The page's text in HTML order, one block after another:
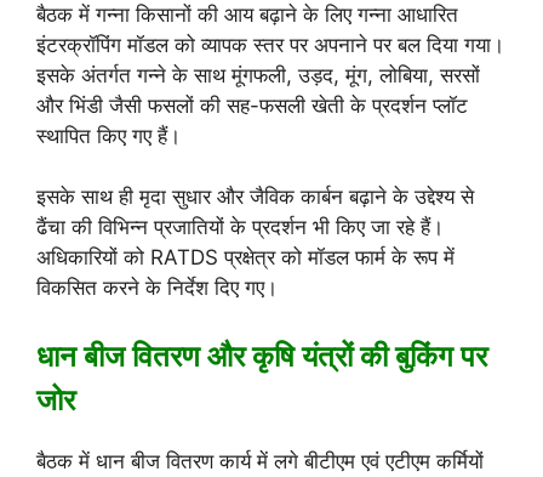
बैठक में गन्ना किसानों की आय बढ़ाने के लिए गन्ना आधारित
इंटरक्रॉपिंग मॉडल को व्यापक स्तर पर अपनाने पर बल दिया गया।
इसके अंतर्गत गन्ने के साथ मूंगफली, उड़द, मूंग, लोबिया, सरसों
और भिंडी जैसी फसलों की सह-फसली खेती के प्रदर्शन प्लॉट
स्थापित किए गए हैं।
इसके साथ ही मृदा सुधार और जैविक कार्बन बढ़ाने के उद्देश्य से
ढैंचा की विभिन्न प्रजातियों के प्रदर्शन भी किए जा रहे हैं।
अधिकारियों को RATDS प्रक्षेत्र को मॉडल फार्म के रूप में
विकसित करने के निर्देश दिए गए।
धान बीज वितरण और कृषि यंत्रों की बुकिंग पर
जोर
बैठक में धान बीज वितरण कार्य में लगे बीटीएम एवं एटीएम कर्मियों